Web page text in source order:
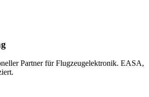
Partner für Flugzeugelektronik. EASA,